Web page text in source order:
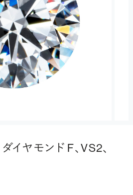
ヤモンド F、VS2、